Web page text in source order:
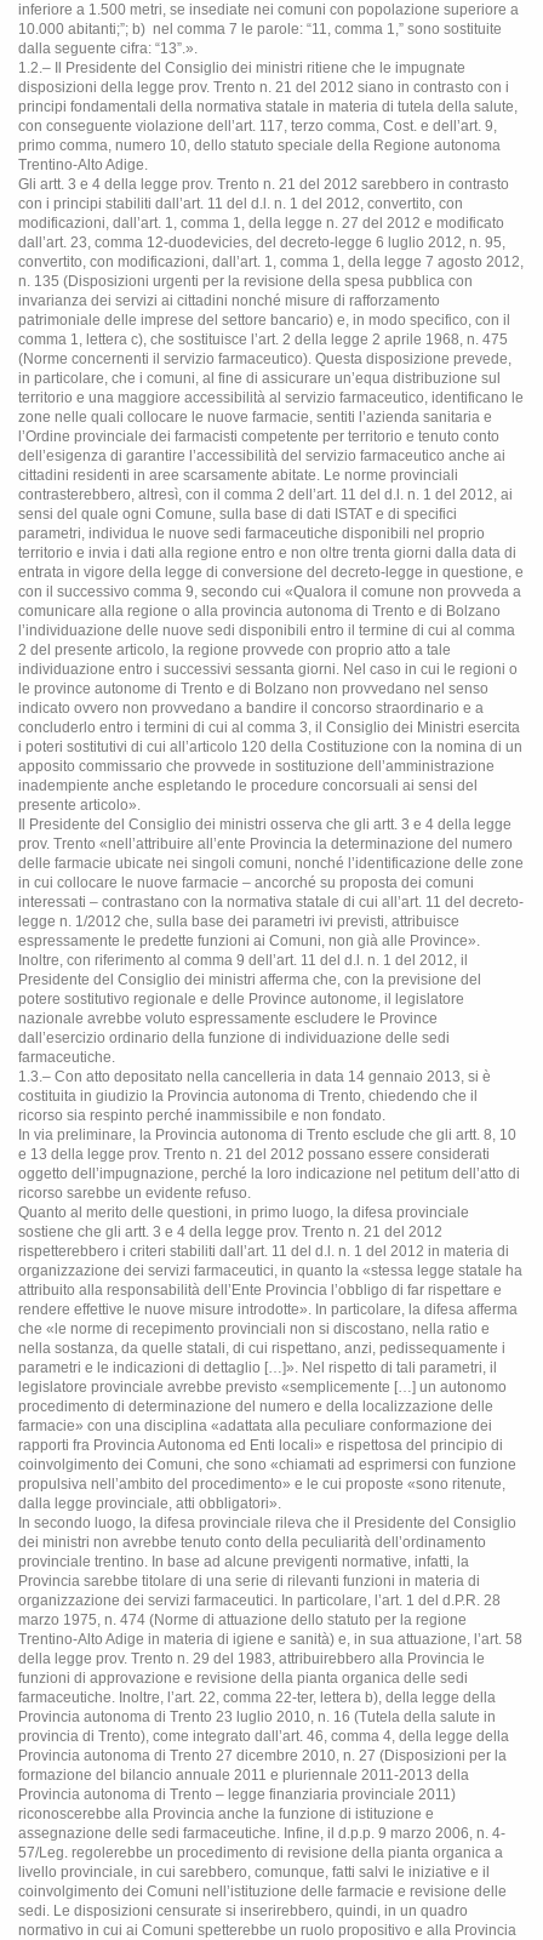
inferiore a 1.500 metri, se insediate nei comuni con popolazione superiore a
10.000 abitanti;”; b) nel comma 7 le parole: “11, comma 1,” sono sostituite
dalla seguente cifra: “13”.».
1.2.– Il Presidente del Consiglio dei ministri ritiene che le impugnate
disposizioni della legge prov. Trento n. 21 del 2012 siano in contrasto con i
principi fondamentali della normativa statale in materia di tutela della salute,
con conseguente violazione dell’art. 117, terzo comma, Cost. e dell’art. 9,
primo comma, numero 10, dello statuto speciale della Regione autonoma
Trentino-Alto Adige.
Gli artt. 3 e 4 della legge prov. Trento n. 21 del 2012 sarebbero in contrasto
con i principi stabiliti dall’art. 11 del d.l. n. 1 del 2012, convertito, con
modificazioni, dall’art. 1, comma 1, della legge n. 27 del 2012 e modificato
dall’art. 23, comma 12-duodevicies, del decreto-legge 6 luglio 2012, n. 95,
convertito, con modificazioni, dall’art. 1, comma 1, della legge 7 agosto 2012,
n. 135 (Disposizioni urgenti per la revisione della spesa pubblica con
invarianza dei servizi ai cittadini nonché misure di rafforzamento
patrimoniale delle imprese del settore bancario) e, in modo specifico, con il
comma 1, lettera c), che sostituisce l’art. 2 della legge 2 aprile 1968, n. 475
(Norme concernenti il servizio farmaceutico). Questa disposizione prevede,
in particolare, che i comuni, al fine di assicurare un’equa distribuzione sul
territorio e una maggiore accessibilità al servizio farmaceutico, identificano le
zone nelle quali collocare le nuove farmacie, sentiti l’azienda sanitaria e
l’Ordine provinciale dei farmacisti competente per territorio e tenuto conto
dell’esigenza di garantire l’accessibilità del servizio farmaceutico anche ai
cittadini residenti in aree scarsamente abitate. Le norme provinciali
contrasterebbero, altresì, con il comma 2 dell’art. 11 del d.l. n. 1 del 2012, ai
sensi del quale ogni Comune, sulla base di dati ISTAT e di specifici
parametri, individua le nuove sedi farmaceutiche disponibili nel proprio
territorio e invia i dati alla regione entro e non oltre trenta giorni dalla data di
entrata in vigore della legge di conversione del decreto-legge in questione, e
con il successivo comma 9, secondo cui «Qualora il comune non provveda a
comunicare alla regione o alla provincia autonoma di Trento e di Bolzano
l’individuazione delle nuove sedi disponibili entro il termine di cui al comma
2 del presente articolo, la regione provvede con proprio atto a tale
individuazione entro i successivi sessanta giorni. Nel caso in cui le regioni o
le province autonome di Trento e di Bolzano non provvedano nel senso
indicato ovvero non provvedano a bandire il concorso straordinario e a
concluderlo entro i termini di cui al comma 3, il Consiglio dei Ministri esercita
i poteri sostitutivi di cui all’articolo 120 della Costituzione con la nomina di un
apposito commissario che provvede in sostituzione dell’amministrazione
inadempiente anche espletando le procedure concorsuali ai sensi del
presente articolo».
Il Presidente del Consiglio dei ministri osserva che gli artt. 3 e 4 della legge
prov. Trento «nell’attribuire all’ente Provincia la determinazione del numero
delle farmacie ubicate nei singoli comuni, nonché l’identificazione delle zone
in cui collocare le nuove farmacie – ancorché su proposta dei comuni
interessati – contrastano con la normativa statale di cui all’art. 11 del decreto-
legge n. 1/2012 che, sulla base dei parametri ivi previsti, attribuisce
espressamente le predette funzioni ai Comuni, non già alle Province».
Inoltre, con riferimento al comma 9 dell’art. 11 del d.l. n. 1 del 2012, il
Presidente del Consiglio dei ministri afferma che, con la previsione del
potere sostitutivo regionale e delle Province autonome, il legislatore
nazionale avrebbe voluto espressamente escludere le Province
dall’esercizio ordinario della funzione di individuazione delle sedi
farmaceutiche.
1.3.– Con atto depositato nella cancelleria in data 14 gennaio 2013, si è
costituita in giudizio la Provincia autonoma di Trento, chiedendo che il
ricorso sia respinto perché inammissibile e non fondato.
In via preliminare, la Provincia autonoma di Trento esclude che gli artt. 8, 10
e 13 della legge prov. Trento n. 21 del 2012 possano essere considerati
oggetto dell’impugnazione, perché la loro indicazione nel petitum dell’atto di
ricorso sarebbe un evidente refuso.
Quanto al merito delle questioni, in primo luogo, la difesa provinciale
sostiene che gli artt. 3 e 4 della legge prov. Trento n. 21 del 2012
rispetterebbero i criteri stabiliti dall’art. 11 del d.l. n. 1 del 2012 in materia di
organizzazione dei servizi farmaceutici, in quanto la «stessa legge statale ha
attribuito alla responsabilità dell’Ente Provincia l’obbligo di far rispettare e
rendere effettive le nuove misure introdotte». In particolare, la difesa afferma
che «le norme di recepimento provinciali non si discostano, nella ratio e
nella sostanza, da quelle statali, di cui rispettano, anzi, pedissequamente i
parametri e le indicazioni di dettaglio […]». Nel rispetto di tali parametri, il
legislatore provinciale avrebbe previsto «semplicemente […] un autonomo
procedimento di determinazione del numero e della localizzazione delle
farmacie» con una disciplina «adattata alla peculiare conformazione dei
rapporti fra Provincia Autonoma ed Enti locali» e rispettosa del principio di
coinvolgimento dei Comuni, che sono «chiamati ad esprimersi con funzione
propulsiva nell’ambito del procedimento» e le cui proposte «sono ritenute,
dalla legge provinciale, atti obbligatori».
In secondo luogo, la difesa provinciale rileva che il Presidente del Consiglio
dei ministri non avrebbe tenuto conto della peculiarità dell’ordinamento
provinciale trentino. In base ad alcune previgenti normative, infatti, la
Provincia sarebbe titolare di una serie di rilevanti funzioni in materia di
organizzazione dei servizi farmaceutici. In particolare, l’art. 1 del d.P.R. 28
marzo 1975, n. 474 (Norme di attuazione dello statuto per la regione
Trentino-Alto Adige in materia di igiene e sanità) e, in sua attuazione, l’art. 58
della legge prov. Trento n. 29 del 1983, attribuirebbero alla Provincia le
funzioni di approvazione e revisione della pianta organica delle sedi
farmaceutiche. Inoltre, l’art. 22, comma 22-ter, lettera b), della legge della
Provincia autonoma di Trento 23 luglio 2010, n. 16 (Tutela della salute in
provincia di Trento), come integrato dall’art. 46, comma 4, della legge della
Provincia autonoma di Trento 27 dicembre 2010, n. 27 (Disposizioni per la
formazione del bilancio annuale 2011 e pluriennale 2011-2013 della
Provincia autonoma di Trento – legge finanziaria provinciale 2011)
riconoscerebbe alla Provincia anche la funzione di istituzione e
assegnazione delle sedi farmaceutiche. Infine, il d.p.p. 9 marzo 2006, n. 4-
57/Leg. regolerebbe un procedimento di revisione della pianta organica a
livello provinciale, in cui sarebbero, comunque, fatti salvi le iniziative e il
coinvolgimento dei Comuni nell’istituzione delle farmacie e revisione delle
sedi. Le disposizioni censurate si inserirebbero, quindi, in un quadro
normativo in cui ai Comuni spetterebbe un ruolo propositivo e alla Provincia